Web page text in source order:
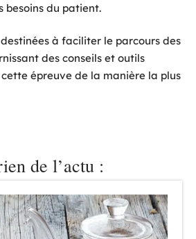
besoins du patient.
destinées à faciliter le parcours des
des conseils et outils
épreuve de la manière la plus
de l’actu :